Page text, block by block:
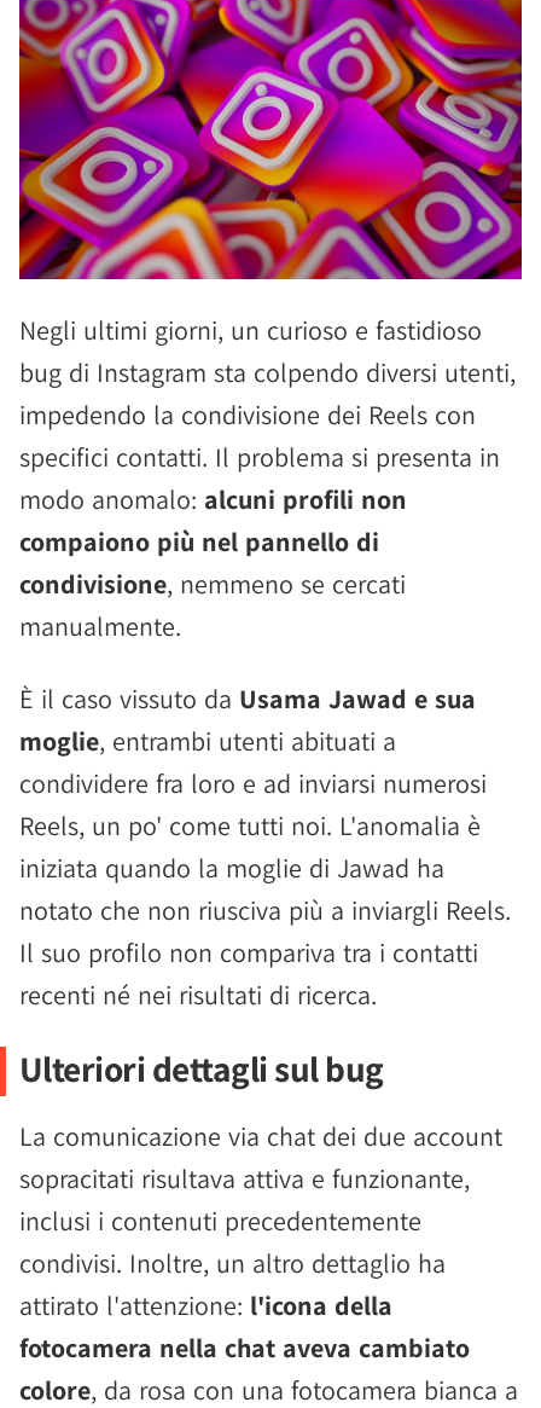
Negli ultimi giorni, un curioso e fastidioso
bug di Instagram sta colpendo diversi utenti,
impedendo la condivisione dei Reels con
specifici contatti. Il problema si presenta in
modo anomalo: alcuni profili non
compaiono più nel pannello di
condivisione, nemmeno se cercati
manualmente.
È il caso vissuto da Usama Jawad e sua
moglie, entrambi utenti abituati a
condividere fra loro e ad inviarsi numerosi
Reels, un po' come tutti noi. L'anomalia è
iniziata quando la moglie di Jawad ha
notato che non riusciva più a inviargli Reels.
Il suo profilo non compariva tra i contatti
recenti né nei risultati di ricerca.
Ulteriori dettagli sul bug
La comunicazione via chat dei due account
sopracitati risultava attiva e funzionante,
inclusi i contenuti precedentemente
condivisi. Inoltre, un altro dettaglio ha
attirato l'attenzione: l'icona della
fotocamera nella chat aveva cambiato
colore, da rosa con una fotocamera bianca a